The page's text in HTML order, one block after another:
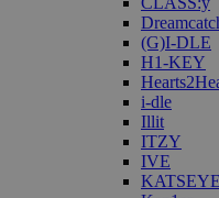
(G)I-DLE
H1-KEY
i-dle
Illit
ITZY
IVE
KATSEYE